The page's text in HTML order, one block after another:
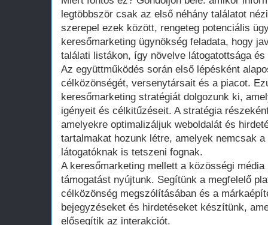
legtöbbször csak az első néhány találatot
szerepel ezek között, rengeteg potenciális
keresőmarketing ügynökség feladata, hogy
találati listákon, így növelve látogatottsága
Az együttműködés során első lépésként
célközönségét, versenytársait és a piacot.
keresőmarketing stratégiát dolgozunk ki,
igényeit és célkitűzéseit. A stratégia
amelyekre optimalizáljuk weboldalát és
tartalmakat hozunk létre, amelyek nemcsak
látogatóknak is tetszeni fognak.
A keresőmarketing mellett a közösségi
támogatást nyújtunk. Segítünk a megfelelő
célközönség megszólításában és a
bejegyzéseket és hirdetéseket készítünk,
elősegítik az interakciót.